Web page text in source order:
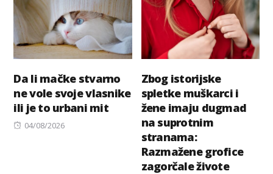
Da li mačke stvarno
ne vole svoje vlasnike
ili je to urbani mit
Posted
04/08/2026
Zbog istorijske
spletke muškarci i
žene imaju dugmad
na suprotnim
stranama:
Razmažene grofice
zagorčale živote